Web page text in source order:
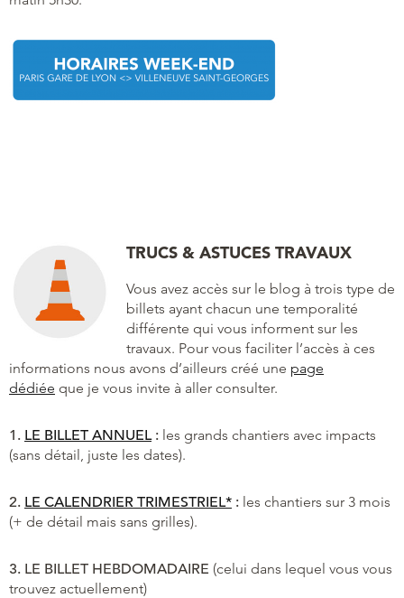
TRUCS & ASTUCES TRAVAUX
Vous avez accès sur le blog à trois type de
billets ayant chacun une temporalité
différente qui vous informent sur les
travaux. Pour vous faciliter l’accès à ces
informations nous avons d’ailleurs créé une page
dédiée que je vous invite à aller consulter.
1. LE BILLET ANNUEL: les grands chantiers avec impacts
(sans détail, juste les dates).
2. LE CALENDRIER TRIMESTRIEL* : les chantiers sur 3 mois
(+ de détail mais sans grilles).
3. LE BILLET HEBDOMADAIRE (celui dans lequel vous vous
trouvez actuellement)